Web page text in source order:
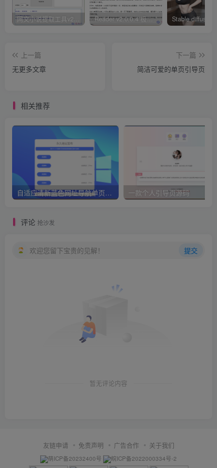
网文小说提取工具v2.10.02 可以自动下载小说 从此不再花钱看小说 Reader v2.0.0.4 极简小说阅读器支持导入在线及离线书源
上一篇
无更多文章
下一篇
简洁可爱的单页引导页
相关推荐
自适应清新蓝色网址导航单页HTML源码 一款个人引导页源码
评论 抢沙发
欢迎您留下宝贵的见解！ 提交
暂无评论内容
友链申请 免责声明 广告合作 关于我们
萌ICP备20232400号 皖ICP备2022000334号-2